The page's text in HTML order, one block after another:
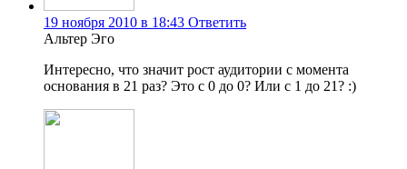
19 ноября 2010 в 18:43 Ответить
Альтер Эго
Интересно, что значит рост аудитории с момента
основания в 21 раз? Это с 0 до 0? Или с 1 до 21? :)